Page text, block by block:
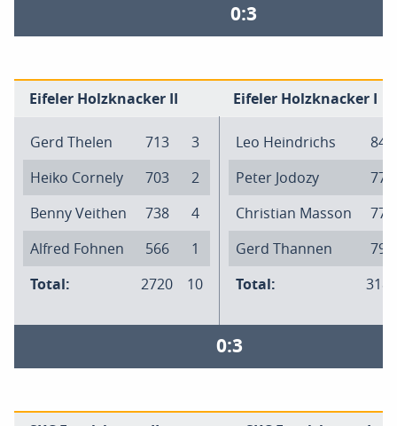
0:3
Eifeler Holzknacker II Eifeler Holzknacker I
Gerd Thelen 713
3
Heiko Cornely
703
2
Benny Veithen
738
4
Alfred Fohnen
566
1
Total:
2720 10
Leo Heindrichs
841
Peter Jodozy
778
Christian Masson
774
Gerd Thannen
791
Total:
3184
0:3